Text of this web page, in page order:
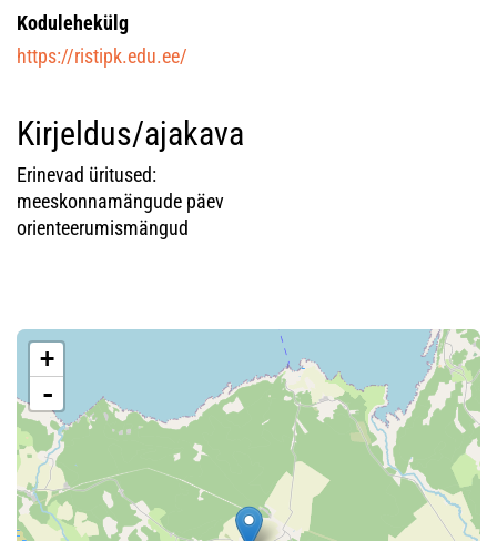
Kodulehekülg
https://ristipk.edu.ee/
Kirjeldus/ajakava
Erinevad üritused:
meeskonnamängude päev
orienteerumismängud
+
-